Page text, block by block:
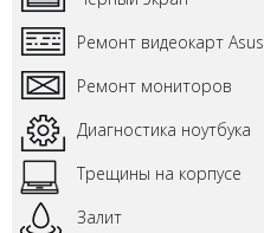
Ремонт видеокарт Asus
Ремонт мониторов
Диагностика ноутбука
Трещины на корпусе
Залит